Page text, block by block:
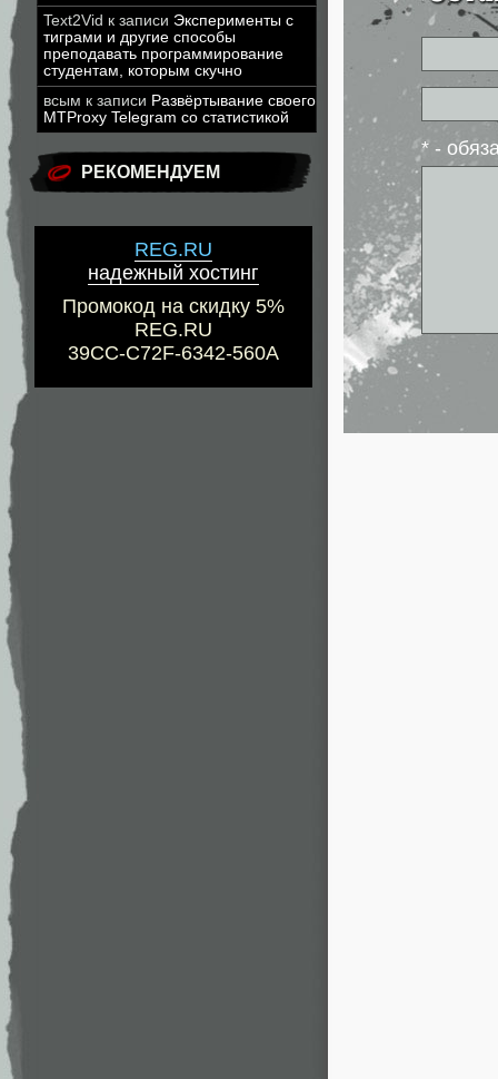
Text2Vid к записи Эксперименты с
тиграми и другие способы
преподавать программирование
студентам, которым скучно
всым к записи Развёртывание своего
MTProxy Telegram со статистикой
РЕКОМЕНДУЕМ
REG.RU
надежный хостинг
Промокод на скидку 5%
REG.RU
39CC-C72F-6342-560A
* -